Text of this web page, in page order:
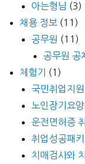
아는형님 (3)
채용 정보 (11)
공무원 (11)
공무원 공
체험기
(1)
국민취업지
노인장기요
운전면허증
취업성공패키
치매검사와